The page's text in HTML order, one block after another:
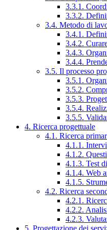
3.3.1.
3.3.2.
3.4. Metodo di
3.4.1.
3.4.2.
3.4.3.
3.4.4.
3.5. Il processo
3.5.1.
3.5.2.
3.5.3.
3.5.4.
3.5.5.
4. Ricerca progettuale
4.1. Ricerca
4.1.1.
4.1.2.
4.1.3. Test
4.1.4. Web
4.1.5.
4.2. Ricerca
4.2.1.
4.2.2.
4.2.3.
5. Progettazione dei